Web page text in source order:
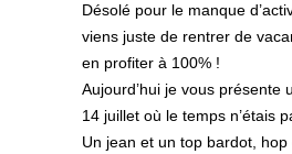
Désolé pour le manque
viens juste de rentrer de
en profiter à 100% !
Aujourd’hui je vous présente
14 juillet où le temps n’étais
Un jean et un top bardot,